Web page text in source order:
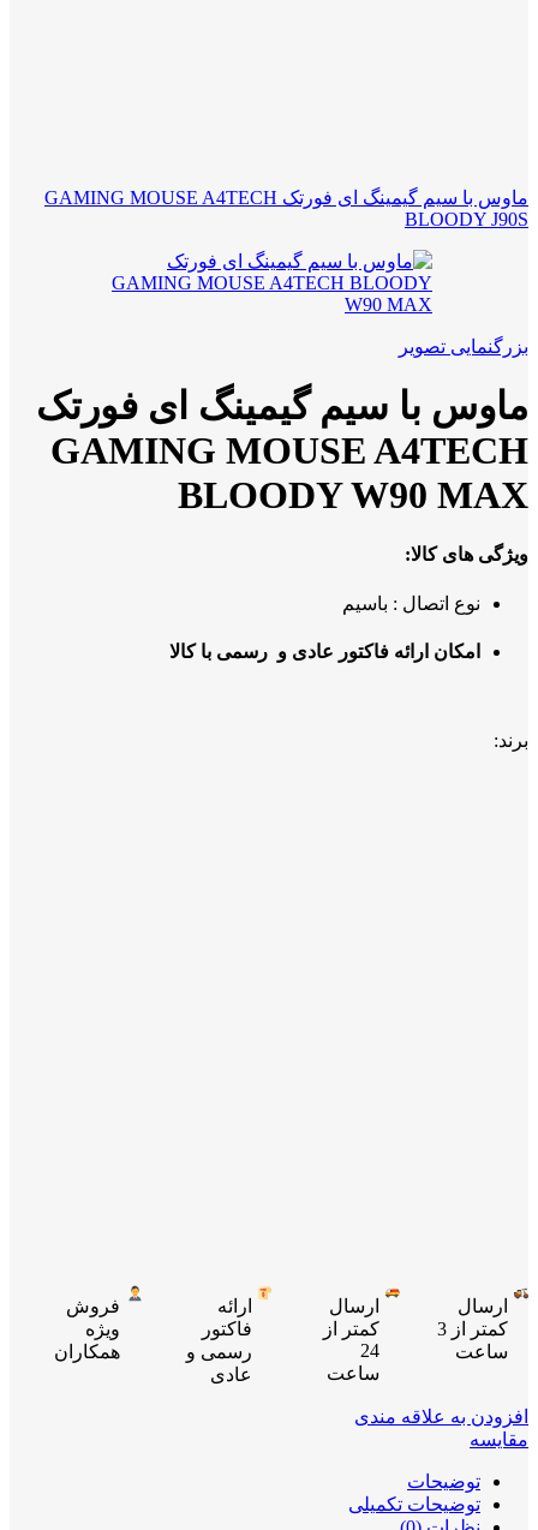
ماوس با سیم گیمینگ ای فورتک GAMING MOUSE A4TECH
BLOODY J90S
بزرگنمایی تصویر
ماوس با سیم گیمینگ ای فورتک
GAMING MOUSE A4TECH
BLOODY W90 MAX
ویژگی های کالا:
نوع اتصال : باسیم
امکان ارائه فاکتور عادی و رسمی با کالا
برند:
ارسال
کمتر از 3
ساعت
ارسال
کمتر از
24
ساعت
ارائه
فاکتور
رسمی و
عادی
فروش
ویژه
همکاران
افزودن به علاقه مندی
مقایسه
توضیحات
توضیحات تکمیلی